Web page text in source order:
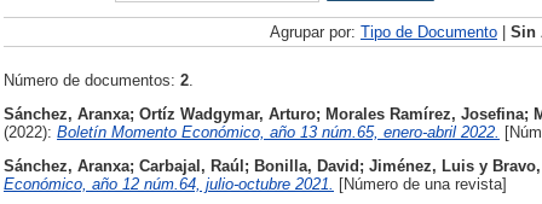
Agrupar por: Tipo de Documento Sin
Número de documentos: 2.
Sánchez, Aranxa; Ortíz Wadgymar, Arturo; Morales Ramírez, Josefina;
(2022): Boletín Momento Económico, año 13 núm.65, enero-abril 2022.
Sánchez, Aranxa; Carbajal, Raúl; Bonilla, David; Jiménez, Luis y
Económico, año 12 núm.64, julio-octubre 2021.
[Número de una revista]